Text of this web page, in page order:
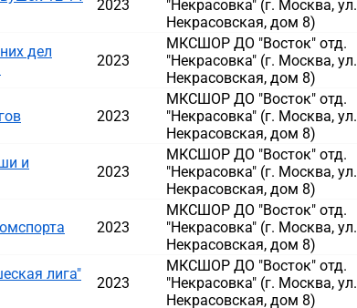
2023
"Некрасовка" (г. Москва, ул.
Некрасовская, дом 8)
дел
2023
МКСШОР ДО "Восток" отд.
"Некрасовка" (г. Москва, ул.
Некрасовская, дом 8)
2023
МКСШОР ДО "Восток" отд.
"Некрасовка" (г. Москва, ул.
Некрасовская, дом 8)
и
2023
МКСШОР ДО "Восток" отд.
"Некрасовка" (г. Москва, ул.
Некрасовская, дом 8)
2023
МКСШОР ДО "Восток" отд.
"Некрасовка" (г. Москва, ул.
Некрасовская, дом 8)
лига"
2023
МКСШОР ДО "Восток" отд.
"Некрасовка" (г. Москва, ул.
Некрасовская, дом 8)